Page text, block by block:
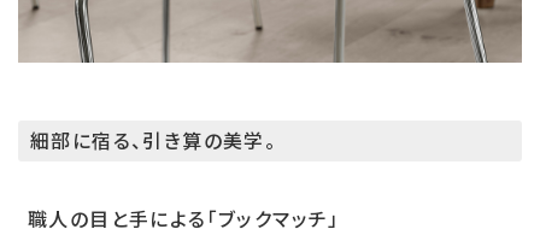
細部に宿る、引き算の美学。
職人の目と手による「ブックマッチ」